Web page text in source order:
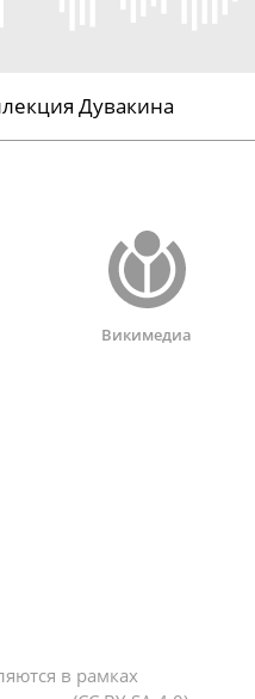
Дувакина
Викимедиа
в рамках